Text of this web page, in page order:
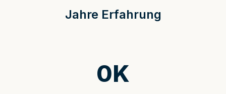
Jahre Erfahrung
0K